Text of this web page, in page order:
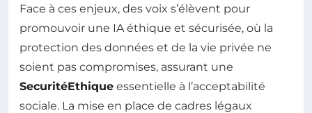
Face à ces enjeux, des voix s’élèvent pour
promouvoir une IA éthique et sécurisée, où la
protection des données et de la vie privée ne
soient pas compromises, assurant une
SecuritéEthique essentielle à l’acceptabilité
sociale. La mise en place de cadres légaux